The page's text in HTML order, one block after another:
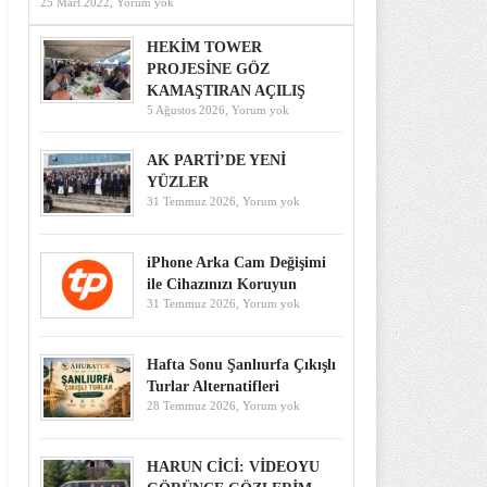
HEKİM TOWER
PROJESİNE GÖZ
KAMAŞTIRAN AÇILIŞ
5 Ağustos 2026, Yorum yok
AK PARTİ’DE YENİ
YÜZLER
31 Temmuz 2026, Yorum yok
iPhone Arka Cam Değişimi
ile Cihazınızı Koruyun
31 Temmuz 2026, Yorum yok
Hafta Sonu Şanlıurfa Çıkışlı
Turlar Alternatifleri
28 Temmuz 2026, Yorum yok
HARUN CİCİ: VİDEOYU